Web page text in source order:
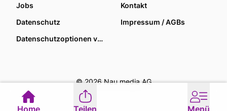
Jobs
Kontakt
Datenschutz
Impressum / AGBs
Datenschutzoptionen verwalten
© 2026 Nau media AG
Home Teilen Menü